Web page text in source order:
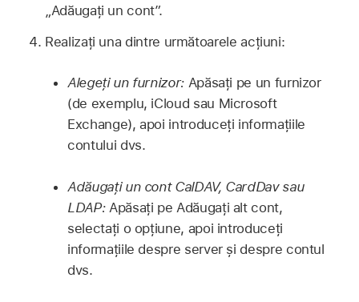
„Adăugați un cont”.
Realizați una dintre următoarele acțiuni:
Alegeți un furnizor:Apăsați pe un furnizor
(de exemplu, iCloud sau Microsoft
Exchange), apoi introduceți informațiile
contului dvs.
Adăugați un cont CalDAV, CardDav sau
LDAP:Apăsați pe Adăugați alt cont,
selectați o opțiune, apoi introduceți
informațiile despre server și despre contul
dvs.